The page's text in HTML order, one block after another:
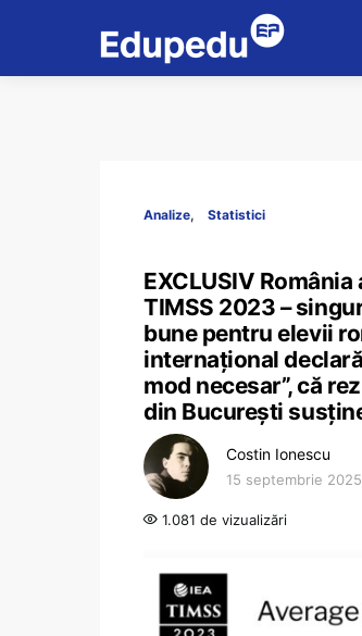
Analize Statistici
EXCLUSIV
TIMSS 2023 –
bune pentru elevii
internațional
mod necesar”, că
din București
Costin Ionescu
15 septembrie 2025
1.081 de vizualizări